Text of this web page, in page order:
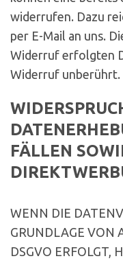
widerrufen. Dazu
per E-Mail an uns.
Widerruf erfolgten
Widerruf unberührt.
FÄLLEN
WENN DIE
GRUNDLAGE VON
DSGVO ERFOLGT,